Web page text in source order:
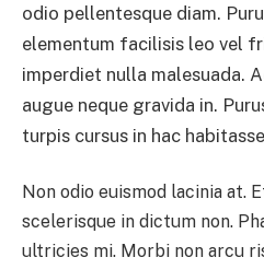
odio pellentesque diam.
elementum facilisis leo vel
imperdiet nulla malesuada.
augue neque gravida in.
turpis cursus in hac
Non odio euismod lacinia at.
scelerisque in dictum non.
ultricies mi. Morbi non arcu